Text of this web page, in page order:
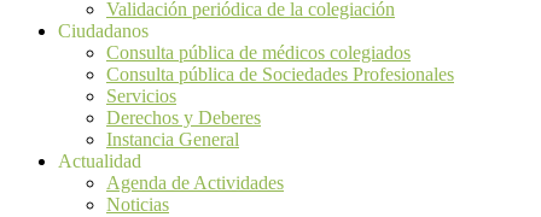
Validación periódica de la colegiación
Ciudadanos
Consulta pública de médicos colegiados
Consulta pública de Sociedades Profesionales
Servicios
Derechos y Deberes
Instancia General
Actualidad
Agenda de Actividades
Noticias